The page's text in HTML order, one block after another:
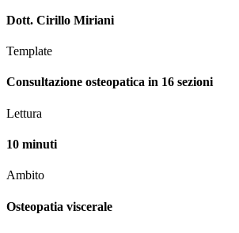
Dott. Cirillo Miriani
Template
Consultazione osteopatica in 16 sezioni
Lettura
10 minuti
Ambito
Osteopatia viscerale